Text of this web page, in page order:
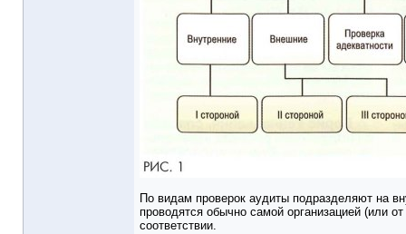
По видам проверок аудиты подразделяют на
проводятся обычно самой организацией (или
соответствии.